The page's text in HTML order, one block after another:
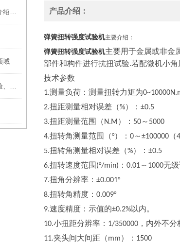
域
产品介绍：
弹簧扭转强度试验机主要介绍：
弹簧扭转强度试验机主要用于金属或非金
部件和构件进行抗扭试验.若配微机小
技术参数
1.测量负荷：测量扭转力矩为
2.扭距测量相对误差（%）： ±0.5
3.扭距测量范围（ N.M ）： 50～ 5000
4.扭转角测量范围（°）： 0～±100000 （4
5.扭转角测量相对误差（%）： ±0.5
6.扭转速度范围 (°/min) ： 0.01～ 1000无
7.扭角分辨率： ±0.001°
8.扭转角精度： 0.009°
9.速度精度：示值的±0.2%以内。
10.小扭距分辨率： 1/350000 ，内外不
11.夹头间大间距（mm）： 1500